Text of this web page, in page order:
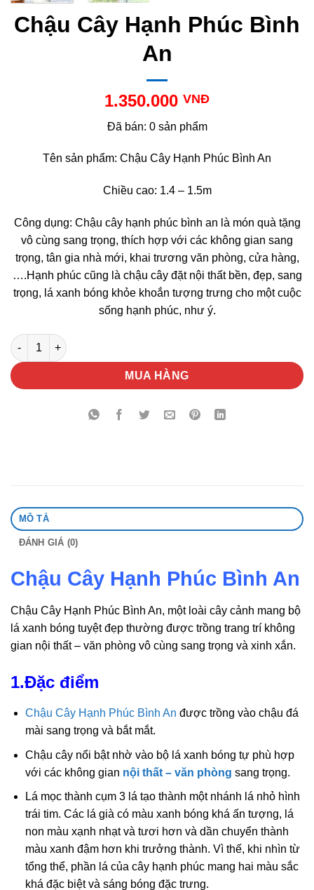
Chậu Cây Hạnh Phúc Bình
An
1.350.000 VNĐ
Đã bán: 0 sản phẩm
Tên sản phẩm: Chậu Cây Hạnh Phúc Bình An
Chiều cao: 1.4 – 1.5m
Công dụng: Chậu cây hạnh phúc bình an là món quà tặng
vô cùng sang trọng, thích hợp với các không gian sang
trọng, tân gia nhà mới, khai trương văn phòng, cửa hàng,
….Hạnh phúc cũng là chậu cây đặt nội thất bền, đẹp, sang
trọng, lá xanh bóng khỏe khoắn tượng trưng cho một cuộc
sống hạnh phúc, như ý.
Chậu Cây Hạnh Phúc Bình An số lượng
MUA HÀNG
MÔ TẢ
ĐÁNH GIÁ (0)
Chậu Cây Hạnh Phúc Bình An
Chậu Cây Hạnh Phúc Bình An, một loài cây cảnh mang bộ
lá xanh bóng tuyệt đẹp thường được trồng trang trí không
gian nội thất – văn phòng vô cùng sang trọng và xinh xắn.
1.Đặc điểm
Chậu Cây Hạnh Phúc Bình An được trồng vào chậu đá
mài sang trọng và bắt mắt.
Chậu cây nổi bật nhờ vào bộ lá xanh bóng tự phù hợp
với các không gian nội thất – văn phòng sang trọng.
Lá mọc thành cụm 3 lá tạo thành một nhánh lá nhỏ hình
trái tim. Các lá già có màu xanh bóng khá ấn tượng, lá
non màu xạnh nhạt và tươi hơn và dần chuyển thành
màu xanh đậm hơn khi trưởng thành. Vì thế, khi nhìn từ
tổng thể, phần lá của cây hạnh phúc mang hai màu sắc
khá đặc biệt và sáng bóng đặc trưng.